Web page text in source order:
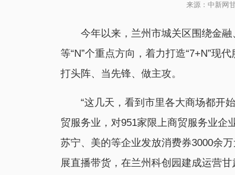
来源：中新网
今年以来，兰州市城关区围绕金
等“N”个重点方向，着力打造“7+N”现
打头阵、当先锋、做主攻。
“这几天，看到市里各大商场都开
贸服务业，对951家限上商贸服务业企
苏宁、美的等企业发放消费券3000余
展直播带货，在兰州科创园建成运营